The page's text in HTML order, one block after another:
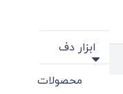
ابزار دف
محصولات